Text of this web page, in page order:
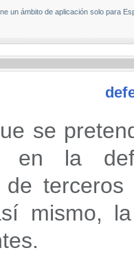
un ámbito de aplicación solo para
se
en la
de
mismo,